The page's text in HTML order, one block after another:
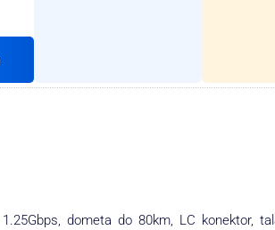
dometa do 80km, LC konektor,